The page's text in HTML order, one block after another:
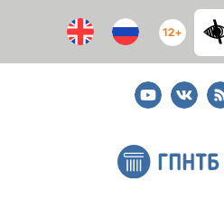
12+
YoutubeВКонтакте